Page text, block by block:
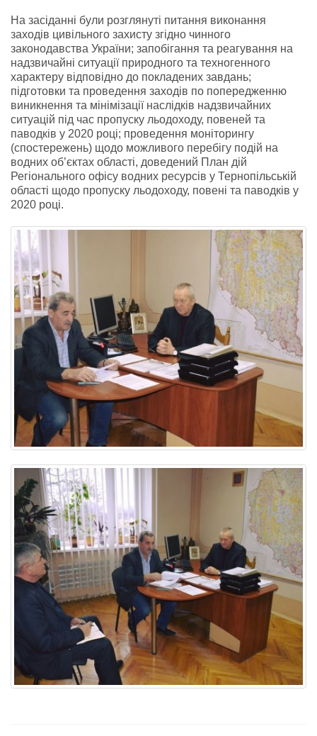
На засіданні були розглянуті питання виконання
заходів цивільного захисту згідно чинного
законодавства України; запобігання та реагування на
надзвичайні ситуації природного та техногенного
характеру відповідно до покладених завдань;
підготовки та проведення заходів по попередженню
виникнення та мінімізації наслідків надзвичайних
ситуацій під час пропуску льодоходу, повеней та
паводків у 2020 році; проведення моніторингу
(спостережень) щодо можливого перебігу подій на
водних об’єктах області, доведений План дій
Регіонального офісу водних ресурсів у Тернопільській
області щодо пропуску льодоходу, повені та паводків у
2020 році.